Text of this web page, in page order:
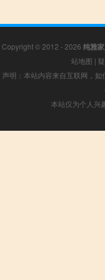
Copyright © 2012 - 2026 纯雅
站地图 |
声明：本站内容来自互联网，
本站仅为个人兴